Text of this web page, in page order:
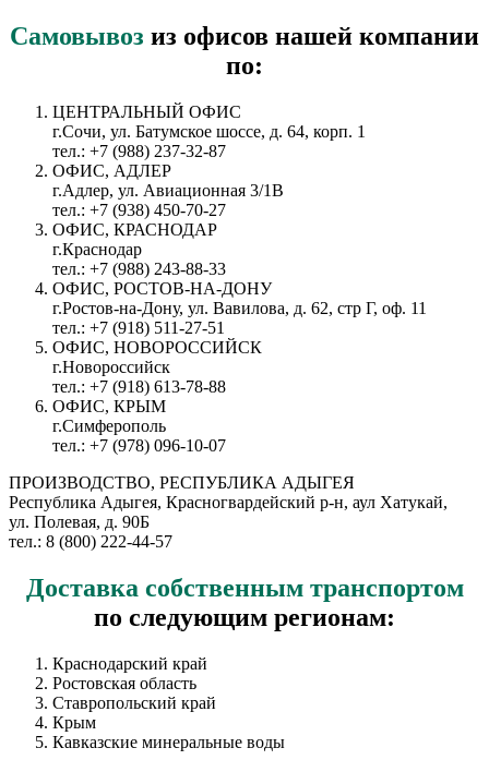
Самовывоз из офисов нашей компании
по:
ЦЕНТРАЛЬНЫЙ ОФИС
г.Сочи, ул. Батумское шоссе, д. 64, корп. 1
тел.: +7 (988) 237-32-87
ОФИС, АДЛЕР
г.Адлер, ул. Авиационная 3/1В
тел.: +7 (938) 450-70-27
ОФИС, КРАСНОДАР
г.Краснодар
тел.: +7 (988) 243-88-33
ОФИС, РОСТОВ-НА-ДОНУ
г.Ростов-на-Дону, ул. Вавилова, д. 62, стр Г, оф. 11
тел.: +7 (918) 511-27-51
ОФИС, НОВОРОССИЙСК
г.Новороссийск
тел.: +7 (918) 613-78-88
ОФИС, КРЫМ
г.Симферополь
тел.: +7 (978) 096-10-07
ПРОИЗВОДСТВО, РЕСПУБЛИКА АДЫГЕЯ
Республика Адыгея, Красногвардейский р-н, аул Хатукай,
ул. Полевая, д. 90Б
тел.: 8 (800) 222-44-57
Доставка собственным транспортом
по следующим регионам:
Краснодарский край
Ростовская область
Ставропольский край
Крым
Кавказские минеральные воды